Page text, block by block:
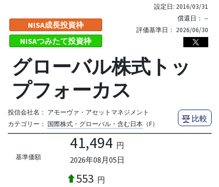
NISA成長投資枠
NISAつみたて投資枠
設定日: 2016/03/31
償還日： --
評価基準日： 2026/06/30
グローバル株式トッ
プフォーカス
投信会社名： アモーヴァ・アセットマネジメント
カテゴリー： 国際株式・グローバル・含む日本（F）
比較
基準価額
41,494 円
2026年08月05日
553 円